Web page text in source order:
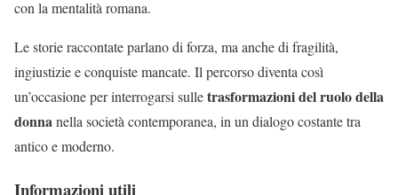
con la mentalità romana.
Le storie raccontate parlano di forza, ma anche di fragilità,
ingiustizie e conquiste mancate. Il percorso diventa così
un’occasione per interrogarsi sulletrasformazioni del ruolo della
donnanella società contemporanea, in un dialogo costante tra
antico e moderno.
Informazioni utili